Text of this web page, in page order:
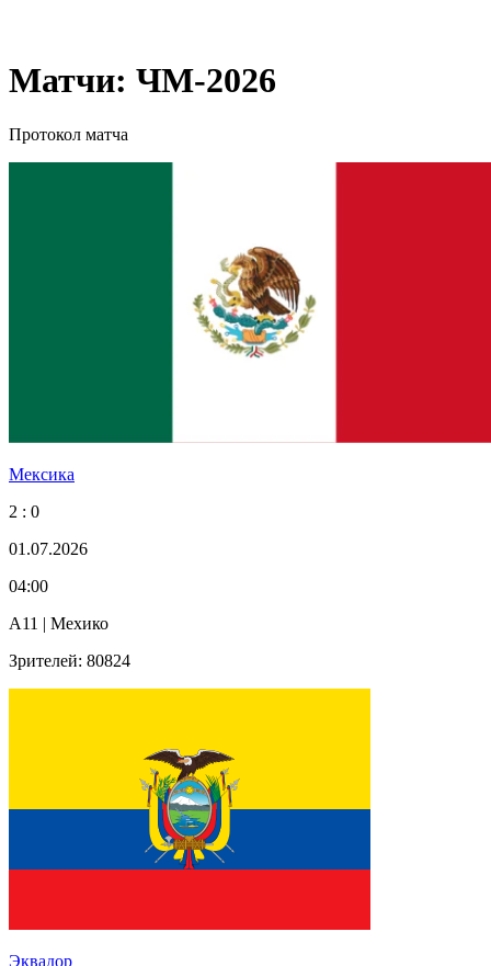
Матчи: ЧМ-2026
Протокол матча
Мексика
2 : 0
01.07.2026
04:00
A11 | Мехико
Зрителей: 80824
Эквадор